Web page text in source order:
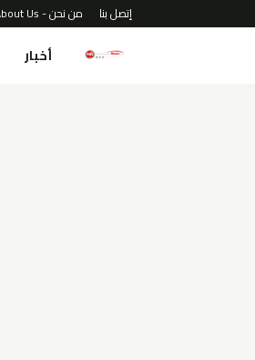
إتصل بنا من نحن - About Us
أخبار